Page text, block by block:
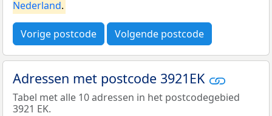
Nederland.
Vorige postcode Volgende postcode
Adressen met postcode 3921EK
Tabel met alle 10 adressen in het postcodegebied
3921 EK.